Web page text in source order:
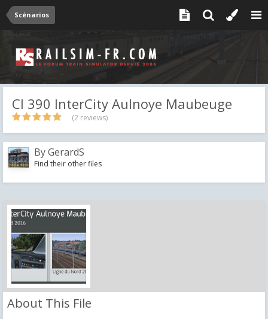
Scénarios
Cl 390 InterCity Aulnoye Maubeuge
(2 reviews)
ByGerardS
Find their other files
About This File